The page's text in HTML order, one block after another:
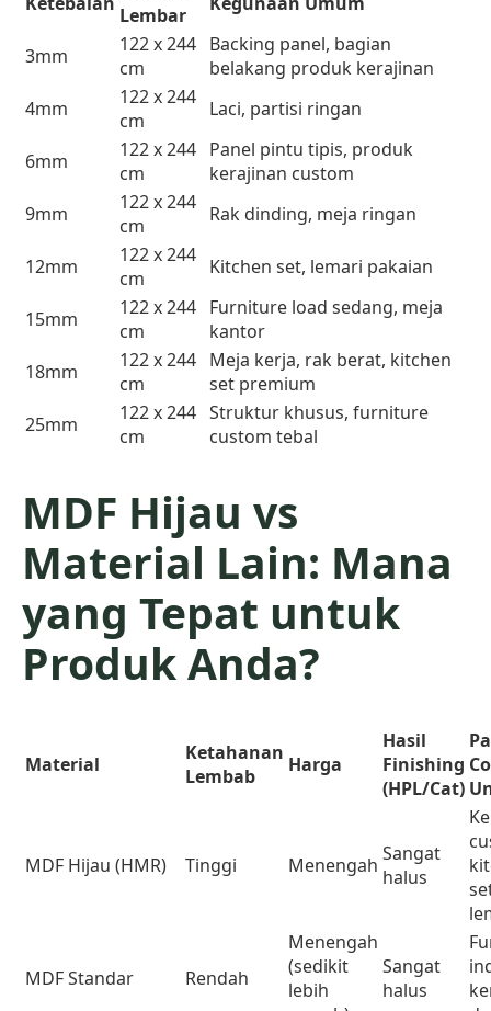
Lembar
3mm
122 x 244
cm
Backing panel, bagian
belakang produk kerajinan
4mm
122 x 244
cm
Laci, partisi ringan
6mm
122 x 244
cm
Panel pintu tipis, produk
kerajinan custom
9mm
122 x 244
cm
Rak dinding, meja ringan
12mm
122 x 244
cm
Kitchen set, lemari pakaian
15mm
122 x 244
cm
Furniture load sedang, meja
kantor
18mm
122 x 244
cm
Meja kerja, rak berat, kitchen
set premium
25mm
122 x 244
cm
Struktur khusus, furniture
custom tebal
MDF Hijau vs
Material Lain: Mana
yang Tepat untuk
Produk Anda?
Material
Ketahanan
Lembab
Harga
Hasil
Finishing
(HPL/Cat)
MDF Hijau (HMR) Tinggi Menengah Sangat
halus
MDF Standar Rendah
Menengah
(sedikit
lebih
Sangat
halus